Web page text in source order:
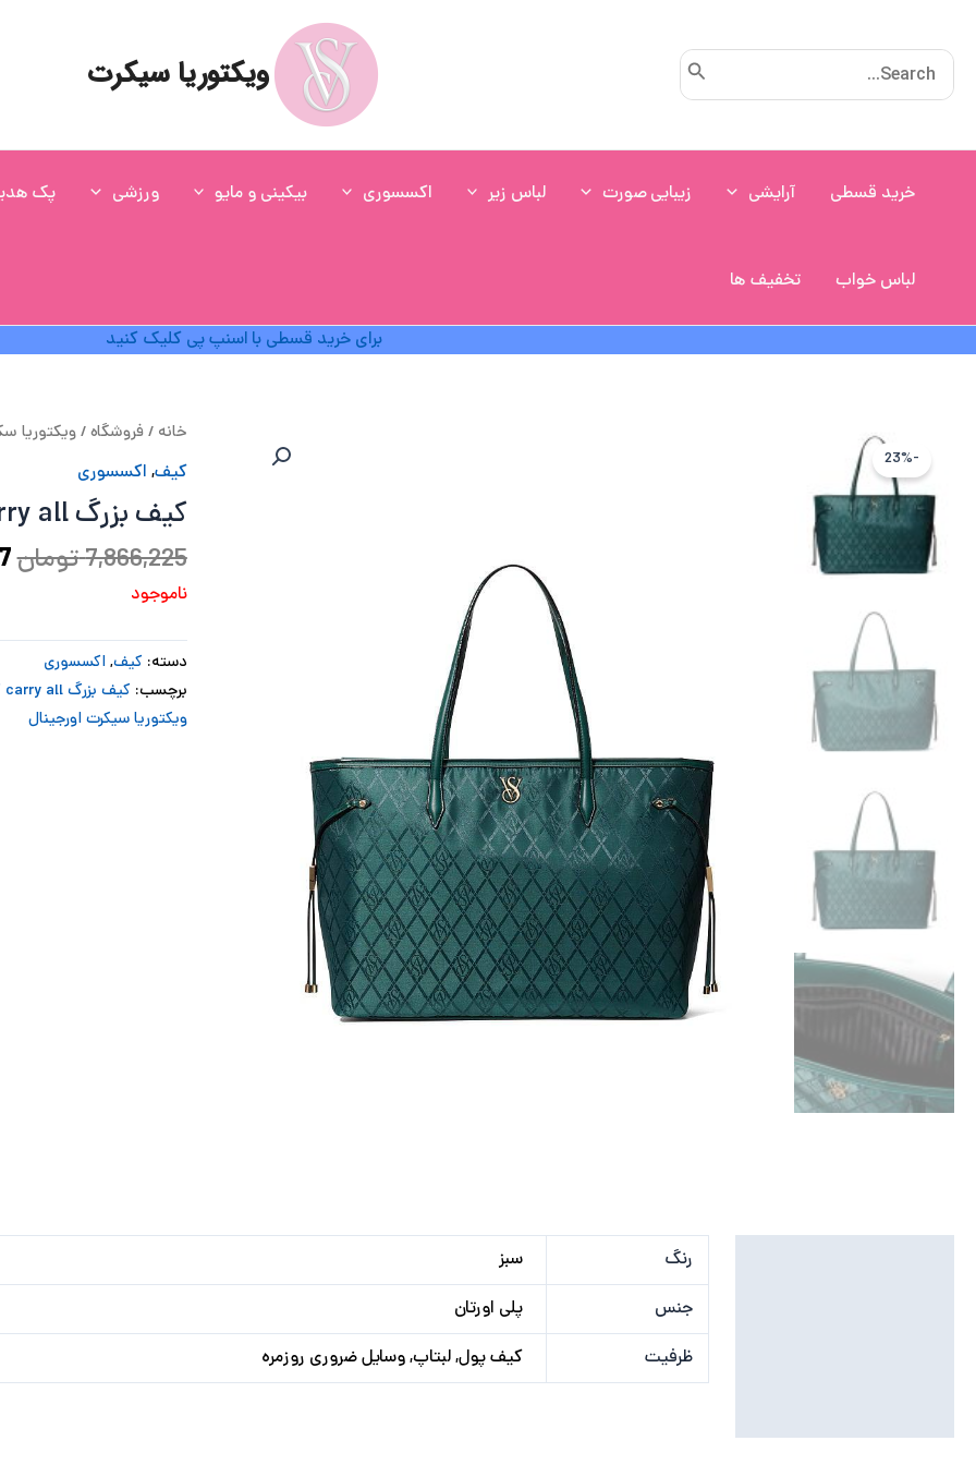
Search
for:
ویکتوریا سیکرت
خرید قسطی آرایشی زیبایی صورت لباس زیر اکسسوری بیکینی و مایو ورزشی پک
لباس خواب تخفیف ها
برای خرید قسطی با اسنپ پی کلیک کنید
-23%
خانه /فروشگاه/ویکتوریا
کیف, اکسسوری
کیف بزرگ Carry all سبز ویکتوریا سکرت
7,866,225تومان
ناموجود
دسته: کیف,اکسسوری
برچسب: کیف بزرگ carry all گلی
ویکتوریا سیکرت اورجینال
رنگ
سبز
جنس
پلی اورتان
ظرفیت
کیف پول, لبتاپ, وسایل ضروری روزمره